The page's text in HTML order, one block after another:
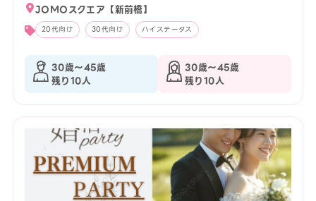
JOMOスクエア【新前橋】
20代向け 30代向け ハイステータス
30歳〜45歳
残り10人
30歳〜45歳
残り10人